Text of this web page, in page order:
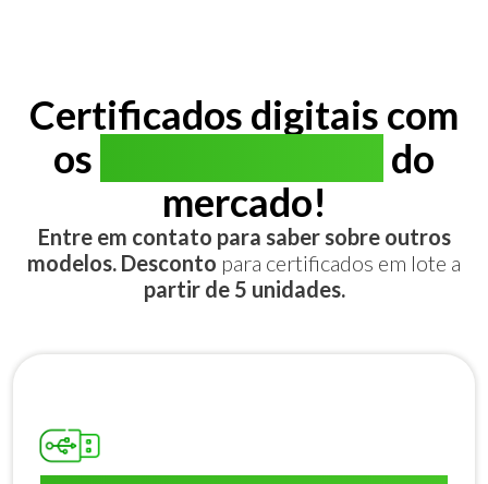
Certificados digitais com
os
do
mercado!
Entre em contato para saber sobre outros
modelos. Desconto para certificados em lote a
partir de 5 unidades.